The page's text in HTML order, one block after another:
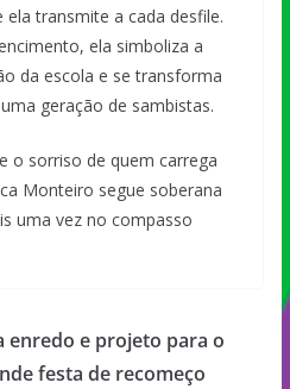
transmite a cada desfile.
ela simboliza a
da escola e se transforma
geração de sambistas.
o sorriso de quem carrega
Monteiro segue soberana
uma vez no compasso
enredo e projeto para o
festa de recomeço